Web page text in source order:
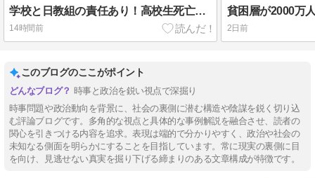
学校と日教組の責任あり！高校生死亡の辺野古抗議船転覆事故！#葛飾区
14時間前 2日前
このブログのここがポイント
時事と政治を鋭い視点で深掘り
時事問題や政治動向を背景に、社会の裏側に潜む構造や陰謀を鋭く切り込
む評論ブログです。多角的な視点と具体的な事例解説を融合させ、読者の
関心を引きつける内容を追求。表現は端的で分かりやすく、政治や社会の
未知なる側面を明らかにすることを目指しています。常に現実の裏側に目
を向け、見逃せない真実を掘り下げる締まりのある文章構成が特徴です。